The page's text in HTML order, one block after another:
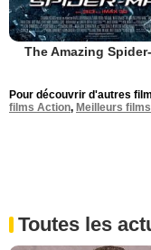
The Amazing
Pour découvrir d'autres
films Action, Meilleurs
Toutes les